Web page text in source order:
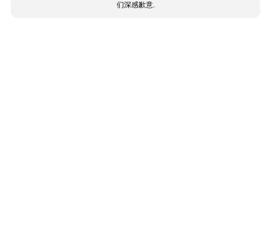
们深感歉意.